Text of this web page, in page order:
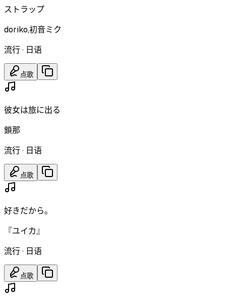
ストラップ
doriko,初音ミク
流行· 日语
点歌
彼女は旅に出る
鎖那
流行· 日语
点歌
好きだから。
『ユイカ』
流行· 日语
点歌